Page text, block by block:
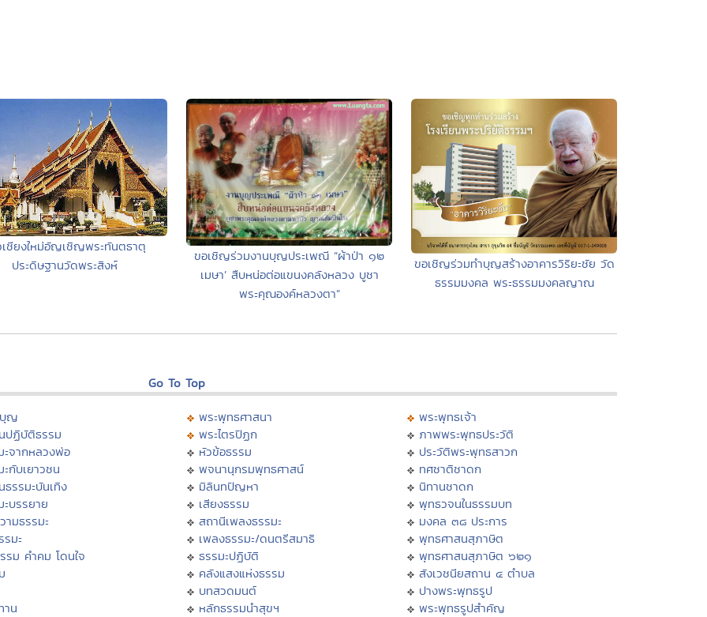
เชียงใหม่อัญเชิญพระทันตธาตุ
ประดิษฐานวัดพระสิงห์
ขอเชิญร่วมงานบุญประเพณี “ผ้าป่า ๑๒
เมษา’ สืบหน่อต่อแขนงคลังหลวง บูชา
พระคุณองค์หลวงตา”
ขอเชิญร่วมทำบุญสร้างอาคารวิริยะชัย วัด
ธรรมมงคล พระธรรมมงคลญาณ
Go To Top
ญ
ปฏิบัติธรรม
ะจากหลวงพ่อ
ะกับเยาวชน
ธรรมะบันเทิง
ะบรรยาย
ามธรรมะ
รมะ
รม คำคม โดนใจ
น
พระพุทธศาสนา
พระไตรปิฏก
หัวข้อธรรม
พจนานุกรมพุทธศาสน์
มิลินทปัญหา
เสียงธรรม
สถานีเพลงธรรมะ
เพลงธรรมะ/ดนตรีสมาธิ
ธรรมะปฏิบัติ
คลังแสงแห่งธรรม
บทสวดมนต์
หลักธรรมนำสุขฯ
พระพุทธเจ้า
ภาพพระพุทธประวัติ
ประวัติพระพุทธสาวก
ทศชาติชาดก
นิทานชาดก
พุทธวจนในธรรมบท
มงคล ๓๘ ประการ
พุทธศาสนสุภาษิต
พุทธศาสนสุภาษิต ๖๒๑
สังเวชนียสถาน ๔ ตำบล
ปางพระพุทธรูป
พระพุทธรูปสำคัญ